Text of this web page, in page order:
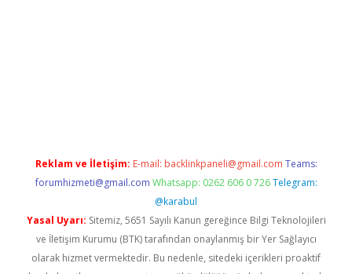
Reklam ve İletişim: E-mail: backlinkpaneli@gmail.com Teams:
forumhizmeti@gmail.com Whatsapp: 0262 606 0 726 Telegram:
@karabul
Yasal Uyarı: Sitemiz, 5651 Sayılı Kanun gereğince Bilgi Teknolojileri
ve İletişim Kurumu (BTK) tarafından onaylanmış bir Yer Sağlayıcı
olarak hizmet vermektedir. Bu nedenle, sitedeki içerikleri proaktif